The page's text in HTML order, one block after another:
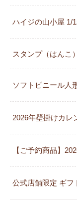
ハイジの山小屋 1/
スタンプ（はんこ）
ソフトビニール人
2026年壁掛けカレ
【ご予約商品】
公式店舗限定 ギフ